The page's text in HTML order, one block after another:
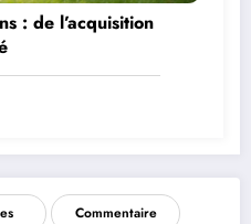
: de l’acquisition
Commentaire